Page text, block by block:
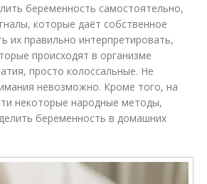
беременность самостоятельно,
которые даёт собственное
их правильно интерпретировать,
происходят в организме
просто колоссальные. Не
невозможно. Кроме того, на
некоторые народные методы,
беременность в домашних